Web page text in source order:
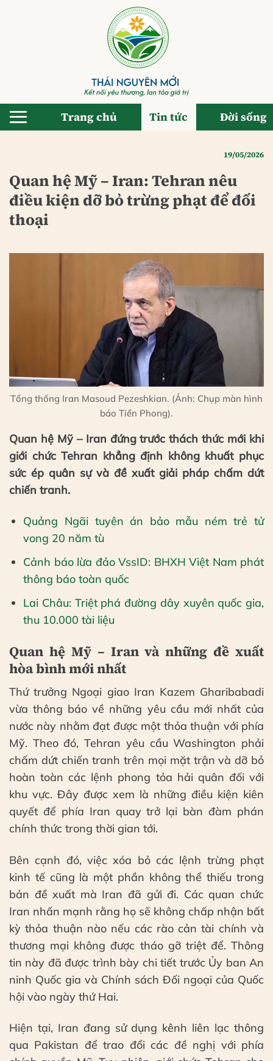
Trang chủ Tin tức Đời sống
19/05/2026
Quan hệ Mỹ – Iran: Tehran nêu
điều kiện dỡ bỏ trừng phạt để đối
thoại
Tổng thống Iran Masoud Pezeshkian. (Ảnh: Chụp màn hình
báo Tiền Phong).
Quan hệ Mỹ – Iran đứng trước thách thức mới khi
giới chức Tehran khẳng định không khuất phục
sức ép quân sự và đề xuất giải pháp chấm dứt
chiến tranh.
Quảng Ngãi tuyên án bảo mẫu ném trẻ tử
vong 20 năm tù
Cảnh báo lừa đảo VssID: BHXH Việt Nam phát
thông báo toàn quốc
Lai Châu: Triệt phá đường dây xuyên quốc gia,
thu 10.000 tài liệu
Quan hệ Mỹ – Iran và những đề xuất
hòa bình mới nhất
Thứ trưởng Ngoại giao Iran Kazem Gharibabadi
vừa thông báo về những yêu cầu mới nhất của
nước này nhằm đạt được một thỏa thuận với phía
Mỹ. Theo đó, Tehran yêu cầu Washington phải
chấm dứt chiến tranh trên mọi mặt trận và dỡ bỏ
hoàn toàn các lệnh phong tỏa hải quân đối với
khu vực. Đây được xem là những điều kiện kiên
quyết để phía Iran quay trở lại bàn đàm phán
chính thức trong thời gian tới.
Bên cạnh đó, việc xóa bỏ các lệnh trừng phạt
kinh tế cũng là một phần không thể thiếu trong
bản đề xuất mà Iran đã gửi đi. Các quan chức
Iran nhấn mạnh rằng họ sẽ không chấp nhận bất
kỳ thỏa thuận nào nếu các rào cản tài chính và
thương mại không được tháo gỡ triệt để. Thông
tin này đã được trình bày chi tiết trước Ủy ban An
ninh Quốc gia và Chính sách Đối ngoại của Quốc
hội vào ngày thứ Hai.
Hiện tại, Iran đang sử dụng kênh liên lạc thông
qua Pakistan để trao đổi các đề nghị với phía